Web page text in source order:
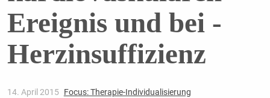
Ereignis und bei ­
Herzinsuffizienz
14. April 2015 Focus: Therapie-Individualisierung